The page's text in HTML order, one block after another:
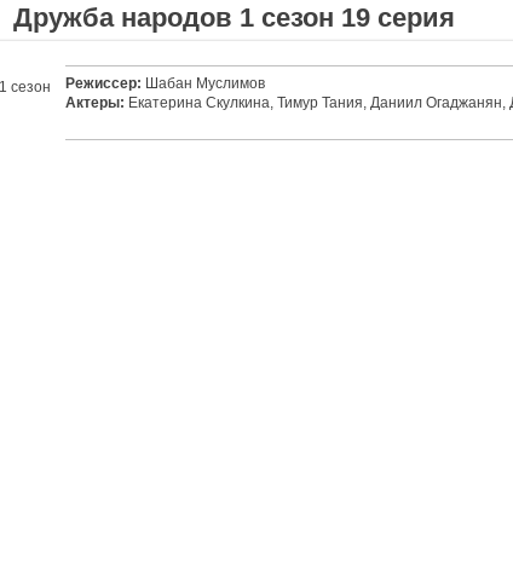
Дружба народов 1 сезон 19 серия
Режиссер: Шабан Муслимов
Актеры: Екатерина Скулкина, Тимур Тания, Даниил